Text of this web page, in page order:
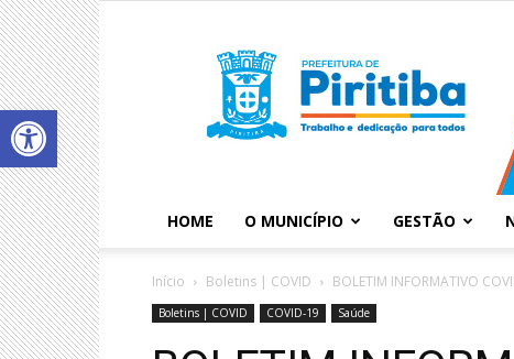
Abrir a barra de ferramentas
HOME O MUNICÍPIO GESTÃO
Início Boletins | COVID BOLETIM INFORMATIVO
Boletins | COVID COVID-19 Saúde